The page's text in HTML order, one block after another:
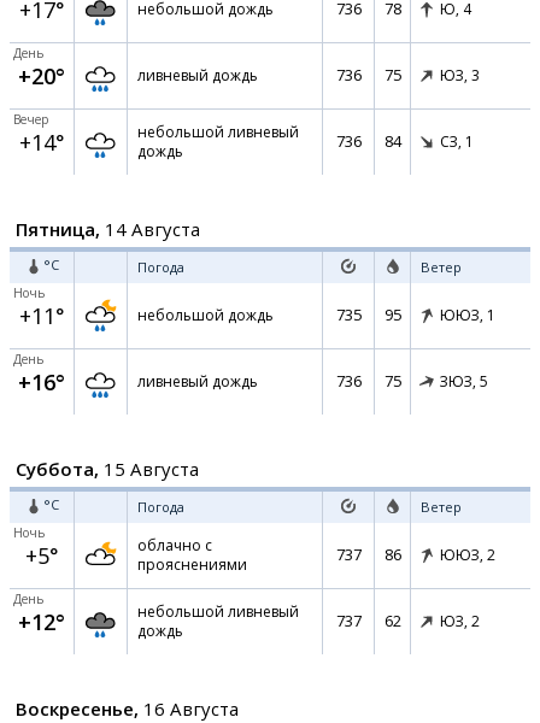
+17° небольшой дождь 736 78 Ю, 4
День
+20° ливневый дождь 736 75 ЮЗ, 3
Вечер
+14°
небольшой ливневый
дождь
736 84 СЗ, 1
Пятница, 14 Августа
°C Погода Ветер
Ночь
+11° небольшой дождь 735 95 ЮЮЗ, 1
День
+16° ливневый дождь 736 75 ЗЮЗ, 5
Суббота, 15 Августа
°C Погода Ветер
Ночь
+5°
облачно с
прояснениями
737 86 ЮЮЗ, 2
День
+12°
небольшой ливневый
дождь
737 62 ЮЗ, 2
Воскресенье, 16 Августа